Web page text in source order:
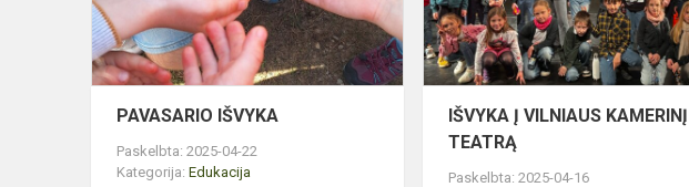
PAVASARIO IŠVYKA
Paskelbta: 2025-04-22
Kategorija: Edukacija
IŠVYKA Į VILNIAUS KAMERINĮ
TEATRĄ
Paskelbta: 2025-04-16